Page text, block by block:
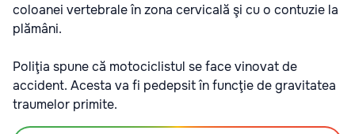
coloanei vertebrale în zona cervicală şi cu o contuzie la
plămâni.
Poliţia spune că motociclistul se face vinovat de
accident. Acesta va fi pedepsit în funcţie de gravitatea
traumelor primite.